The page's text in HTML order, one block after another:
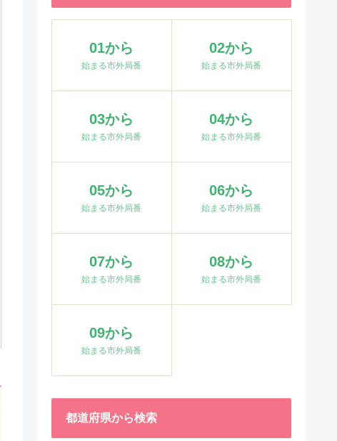
01から
始まる市外局番
02から
始まる市外局番
03から
始まる市外局番
04から
始まる市外局番
05から
始まる市外局番
06から
始まる市外局番
07から
始まる市外局番
08から
始まる市外局番
09から
始まる市外局番
都道府県から検索